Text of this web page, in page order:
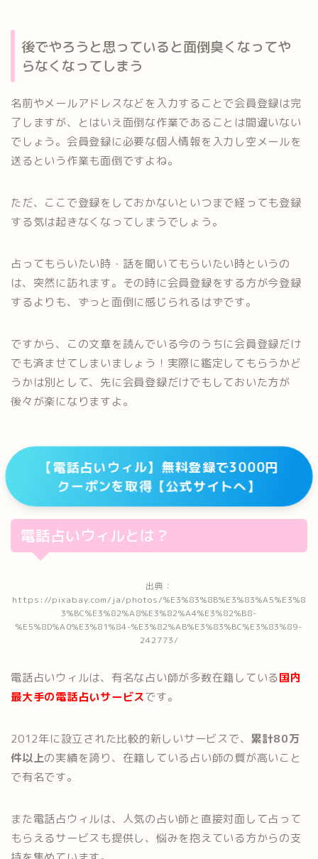
後でやろうと思っていると面倒臭くなってや
らなくなってしまう
名前やメールアドレスなどを入力することで会員登録は完
了しますが、とはいえ面倒な作業であることは間違いない
でしょう。会員登録に必要な個人情報を入力し空メールを
送るという作業も面倒ですよね。
ただ、ここで登録をしておかないといつまで経っても登録
する気は起きなくなってしまうでしょう。
占ってもらいたい時・話を聞いてもらいたい時というの
は、突然に訪れます。その時に会員登録をする方が今登録
するよりも、ずっと面倒に感じられるはずです。
ですから、この文章を読んでいる今のうちに会員登録だけ
でも済ませてしまいましょう！実際に鑑定してもらうかど
うかは別として、先に会員登録だけでもしておいた方が
後々が楽になりますよ。
【電話占いウィル】無料登録で3000円
クーポンを取得【公式サイトへ】
電話占いウィルとは？
出典：
https://pixabay.com/ja/photos/%E3%83%8B%E3%83%A5%E3%8
3%BC%E3%82%A8%E3%82%A4%E3%82%B8-
%E5%8D%A0%E3%81%84-%E3%82%AB%E3%83%BC%E3%83%89-
242773/
電話占いウィルは、有名な占い師が多数在籍している国内
最大手の電話占いサービスです。
2012年に設立された比較的新しいサービスで、 累計80万
件以上の実績を誇り、在籍している占い師の質が高いこと
で有名です。
また電話占ウィルは、人気の占い師と直接対面して占って
もらえるサービスも提供し、悩みを抱えている方からの支